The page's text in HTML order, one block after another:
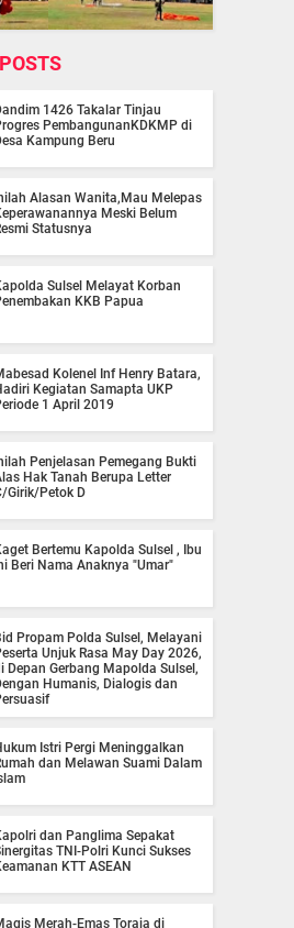
1426 Takalar Tinjau
PembangunanKDKMP di
Kampung Beru
Alasan Wanita,Mau Melepas
Meski Belum
Statusnya
Sulsel Melayat Korban
KKB Papua
Kolenel Inf Henry Batara,
Kegiatan Samapta UKP
1 April 2019
Penjelasan Pemegang Bukti
Hak Tanah Berupa Letter
Girik/Petok D
Bertemu Kapolda Sulsel , Ibu
Beri Nama Anaknya "Umar"
Propam Polda Sulsel, Melayani
Unjuk Rasa May Day 2026,
Depan Gerbang Mapolda Sulsel,
Humanis, Dialogis dan
Istri Pergi Meninggalkan
dan Melawan Suami Dalam
dan Panglima Sepakat
TNI-Polri Kunci Sukses
KTT ASEAN
Merah-Emas Toraja di